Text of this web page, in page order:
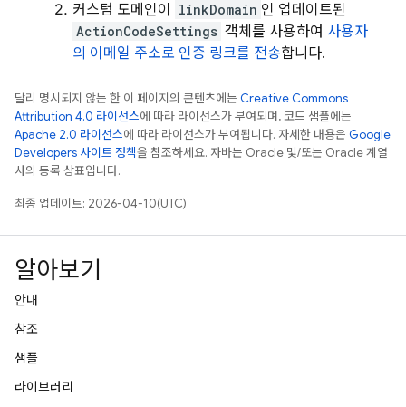
커스텀 도메인이
linkDomain 인 업데이트된
ActionCodeSettings 객체를 사용하여 사용자
의 이메일 주소로 인증 링크를 전송합니다.
달리 명시되지 않는 한 이 페이지의 콘텐츠에는 Creative Commons
Attribution 4.0 라이선스에 따라 라이선스가 부여되며, 코드 샘플에는
Apache 2.0 라이선스에 따라 라이선스가 부여됩니다. 자세한 내용은 Google
Developers 사이트 정책을 참조하세요. 자바는 Oracle 및/또는 Oracle 계열
사의 등록 상표입니다.
최종 업데이트: 2026-04-10(UTC)
알아보기
안내
참조
샘플
라이브러리